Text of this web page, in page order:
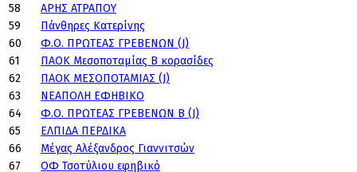
58
ΑΡΗΣ ΑΤΡΑΠΟΥ
59
Πάνθηρες Κατερίνης
60
Φ.Ο. ΠΡΩΤΕΑΣ ΓΡΕΒΕΝΩΝ (J)
61
ΠΑΟΚ Μεσοποταμίας Β κορασίδες
62
ΠΑΟΚ ΜΕΣΟΠΟΤΑΜΙΑΣ (J)
63
ΝΕΑΠΟΛΗ ΕΦΗΒΙΚΟ
64
Φ.Ο. ΠΡΩΤΕΑΣ ΓΡΕΒΕΝΩΝ Β (J)
65
ΕΛΠΙΔΑ ΠΕΡΔΙΚΑ
66
Μέγας Αλέξανδρος Γιαννιτσών
67
ΟΦ Τσοτύλιου εφηβικό